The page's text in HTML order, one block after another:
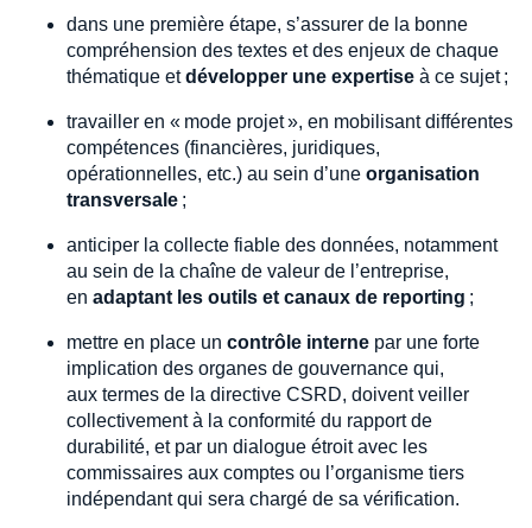
dans une première étape, s’assurer de la bonne
compréhension des textes et des enjeux de chaque
thématique etdévelopper une expertise à ce sujet ;
travailler en « mode projet », en mobilisant différentes
compétences (financières, juridiques,
opérationnelles, etc.) au sein d’une organisation
transversale ;
anticiper la collecte fiable des données, notamment
au sein de la chaîne de valeur de l’entreprise,
en adaptant les outils et canaux de reporting ;
mettre en place un contrôle interne par une forte
implication des organes de gouvernance qui,
aux termes de la directive CSRD, doivent veiller
collectivement à la conformité du rapport de
durabilité, et par un dialogue étroit avec les
commissaires aux comptes ou l’organisme tiers
indépendant qui sera chargé de sa vérification.